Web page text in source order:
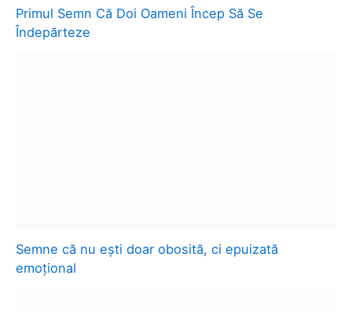
Primul Semn Că Doi Oameni Încep Să Se
Îndepărteze
Semne că nu ești doar obosită, ci epuizată
emoțional